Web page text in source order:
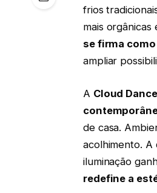
frios
mais
se firma
ampliar
A Cloud
de casa.
acolhimento.
iluminação
redefine a